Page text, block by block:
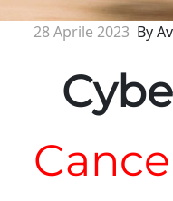
28 Aprile 2023 By